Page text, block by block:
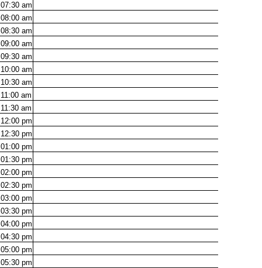
07:30 am
08:00 am
08:30 am
09:00 am
09:30 am
10:00 am
10:30 am
11:00 am
11:30 am
12:00 pm
12:30 pm
01:00 pm
01:30 pm
02:00 pm
02:30 pm
03:00 pm
03:30 pm
04:00 pm
04:30 pm
05:00 pm
05:30 pm